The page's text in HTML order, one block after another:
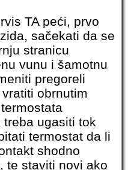
TA peći, prvo
sačekati da se
stranicu
vunu i šamotnu
pregoreli
obrnutim
ugasiti tok
termostat da li
shodno
te staviti novi ako